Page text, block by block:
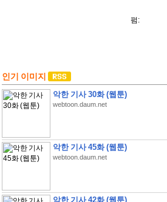
펌:
인기 이미지
악한 기사 30화 (웹툰)
webtoon.daum.net
악한 기사 45화 (웹툰)
webtoon.daum.net
악한 기사 42화 (웹툰)